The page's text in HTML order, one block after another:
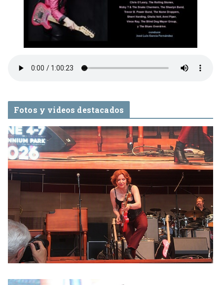
Fotos y videos destacados